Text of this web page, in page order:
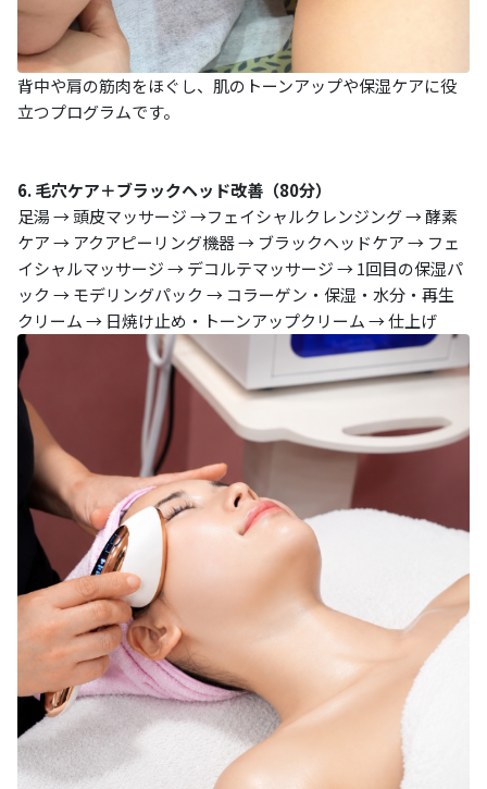
背中や肩の筋肉をほぐし、肌のトーンアップや保湿ケアに役
立つプログラムです。
6. 毛穴ケア＋ブラックヘッド改善（80分）
足湯 → 頭皮マッサージ →フェイシャルクレンジング → 酵素
ケア → アクアピーリング機器 → ブラックヘッドケア → フェ
イシャルマッサージ → デコルテマッサージ → 1回目の保湿パ
ック → モデリングパック → コラーゲン・保湿・水分・再生
クリーム → 日焼け止め・トーンアップクリーム → 仕上げ